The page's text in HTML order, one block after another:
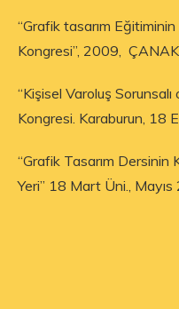
“Grafik tasarım
Kongresi”, 2009,
“Kişisel Varoluş
Kongresi. Karaburun, 18
“Grafik Tasarım Dersinin
Yeri” 18 Mart Üni.,